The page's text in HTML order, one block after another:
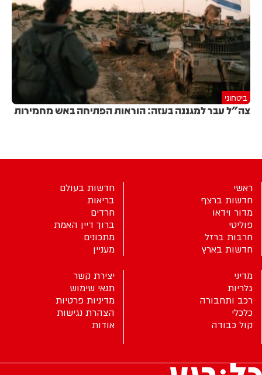
ביטחוני
צה"ל עבר למגננה בעזה: הוראות הפתיחה באש מחמירות
ראשי
חדשות ברצף
מדור וידאו
פוליטי
חרבות ברזל
חדשות בארץ
חדשות בעולם
בריאות
חרדים
ברוך דיין האמת
מתכונים
מעניין
מדיני
גלריות
רכב ותחבורה
כלכלי
קול כבודה
יצירת קשר
תנאי שימוש
מדיניות פרטיות
הצהרת נגישות
אודות